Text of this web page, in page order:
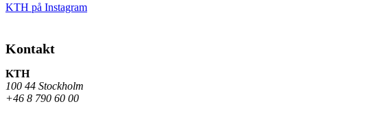
KTH på Instagram
Kontakt
KTH
100 44 Stockholm
+46 8 790 60 00